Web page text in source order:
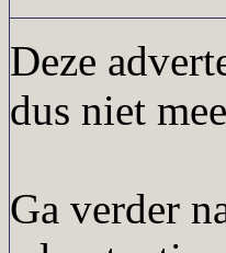
Deze
dus niet
Ga verder